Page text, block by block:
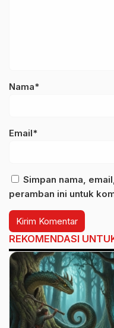
Nama*
Email*
Simpan nama,
peramban ini untuk
REKOMENDASI